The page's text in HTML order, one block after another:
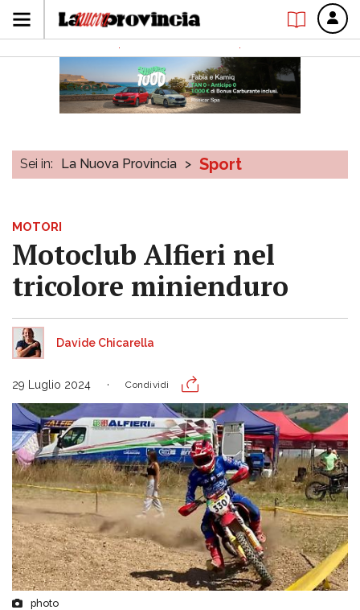
Sei in: La Nuova Provincia > Sport
MOTORI
Motoclub Alfieri nel
tricolore minienduro
Davide Chicarella
29 Luglio 2024 Condividi
photo